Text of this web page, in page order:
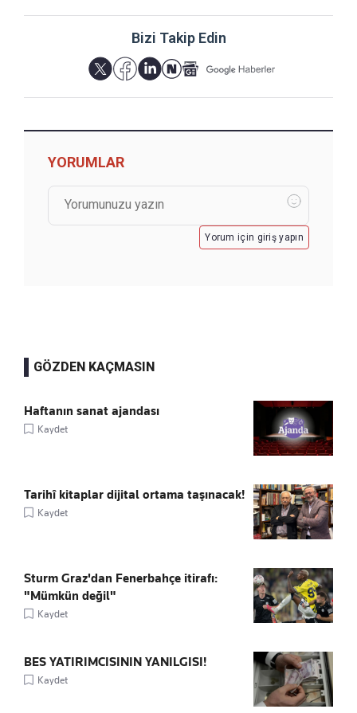
Bizi Takip Edin
YORUMLAR
Yorum için giriş yapın
GÖZDEN KAÇMASIN
Haftanın sanat ajandası
Kaydet
Tarihî kitaplar dijital ortama taşınacak!
Kaydet
Sturm Graz'dan Fenerbahçe itirafı:
"Mümkün değil"
Kaydet
BES YATIRIMCISININ YANILGISI!
Kaydet